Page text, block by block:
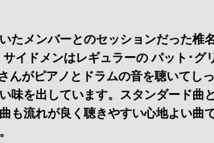
たメンバーとのセッションだった椎
イドメンはレギュラーの パット･グ
んがピアノとドラムの音を聴いてし
味を出しています。スタンダード曲
も流れが良く聴きやすい心地よい曲